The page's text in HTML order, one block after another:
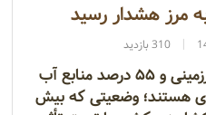
مرز هشدار رسید
310 بازدید
حدود ۷۵ درصد منابع آب زیرزمینی و ۵۵ درصد منابع آب
هستند؛ وضعیتی که بیش